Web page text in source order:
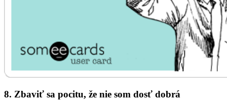
8. Zbaviť sa pocitu, že nie som dosť dobrá